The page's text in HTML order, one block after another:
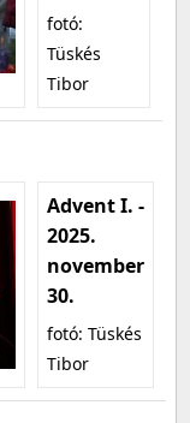
fotó:
Tüskés
Tibor
Advent I. -
2025.
november
30.
fotó: Tüskés
Tibor